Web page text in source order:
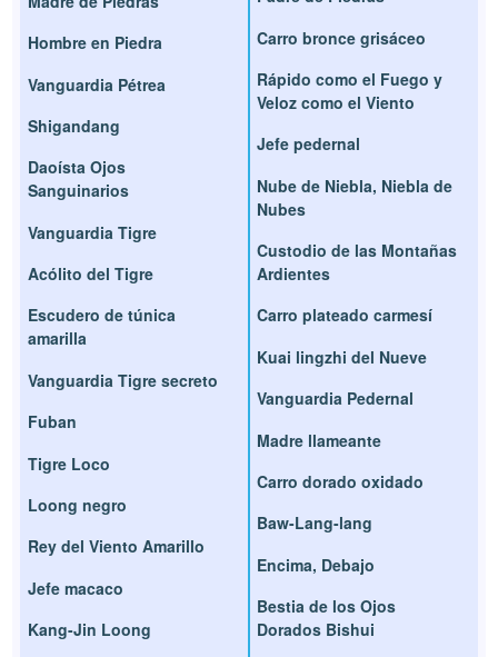
Hombre en Piedra
Vanguardia Pétrea
Shigandang
Daoísta Ojos
Sanguinarios
Vanguardia Tigre
Acólito del Tigre
Escudero de túnica
amarilla
Vanguardia Tigre secreto
Fuban
Tigre Loco
Loong negro
Rey del Viento Amarillo
Jefe macaco
Kang-Jin Loong
Carro bronce grisáceo
Rápido como el Fuego y
Veloz como el Viento
Jefe pedernal
Nube de Niebla, Niebla de
Nubes
Custodio de las Montañas
Ardientes
Carro plateado carmesí
Kuai lingzhi del Nueve
Vanguardia Pedernal
Madre llameante
Carro dorado oxidado
Baw-Lang-lang
Encima, Debajo
Bestia de los Ojos
Dorados Bishui